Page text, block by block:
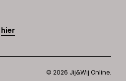
hier
© 2026 Jij&Wij Online.